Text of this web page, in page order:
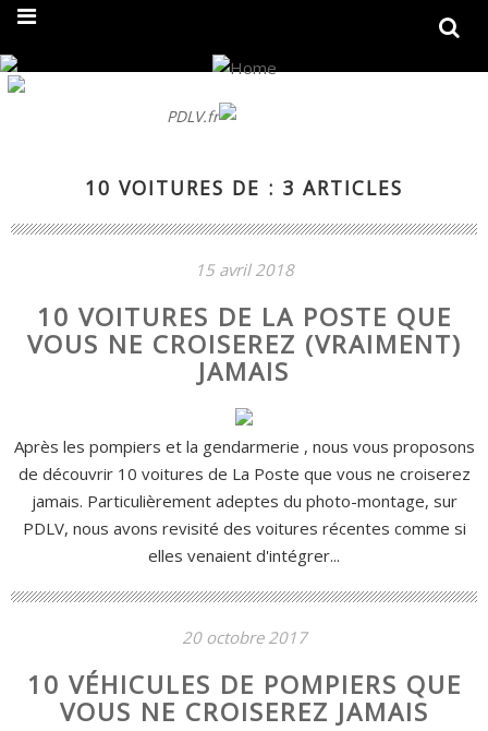
PDLV.fr
10 VOITURES DE : 3 ARTICLES
15 avril 2018
10 VOITURES DE LA POSTE QUE
VOUS NE CROISEREZ (VRAIMENT)
JAMAIS
Après les pompiers et la gendarmerie , nous vous proposons
de découvrir 10 voitures de La Poste que vous ne croiserez
jamais. Particulièrement adeptes du photo-montage, sur
PDLV, nous avons revisité des voitures récentes comme si
elles venaient d'intégrer...
20 octobre 2017
10 VÉHICULES DE POMPIERS QUE
VOUS NE CROISEREZ JAMAIS